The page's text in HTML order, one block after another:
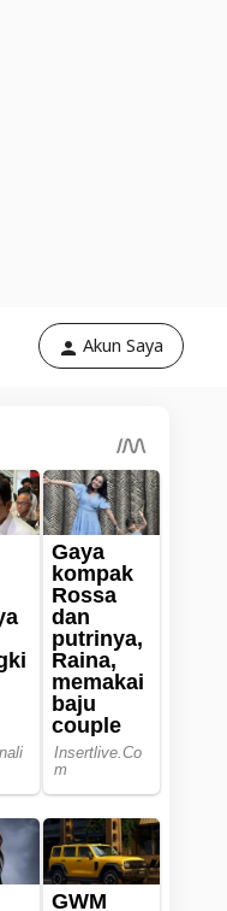
Akun Saya